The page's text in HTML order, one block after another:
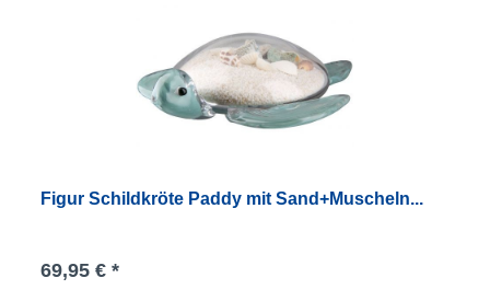
Figur Schildkröte Paddy mit Sand+Muscheln...
69,95 € *